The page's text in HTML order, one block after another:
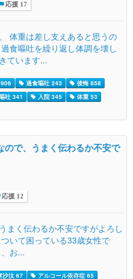
応援 17
体重は差し支えあると思うの
食嘔吐を繰り返し体調を壊し
ています...
過食嘔吐 243
後悔 858
吐 341 入院 345
体重 53
ので、うまく伝わるか不安で
応援 12
まく伝わるか不安ですがよろし
いて困っている33歳女性で
お...
沙汰 67
アルコール依存症 65